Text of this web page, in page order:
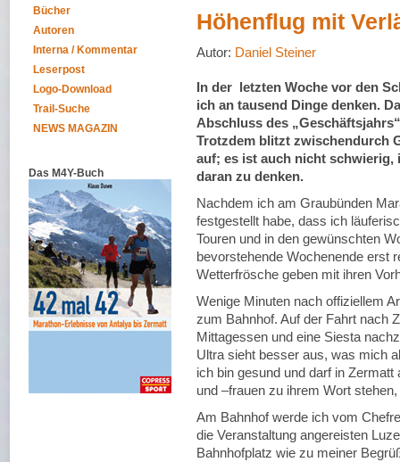
Bücher
Autoren
Interna / Kommentar
Leserpost
Logo-Download
Trail-Suche
NEWS MAGAZIN
Das M4Y-Buch
Höhenflug mit
Autor: Daniel Steiner
In der letzten Woche vor den
ich an tausend Dinge denken.
Abschluss des
Trotzdem blitzt zwischendurch
auf; es ist auch nicht schwierig,
daran zu denken.
Nachdem ich am Graubünden
festgestellt habe, dass ich
Touren und in den gewünschten
bevorstehende Wochenende erst
Wetterfrösche geben mit ihren
Wenige Minuten nach offiziellem
zum Bahnhof. Auf der Fahrt nach
Mittagessen und eine Siesta
Ultra sieht besser aus, was mich
ich bin gesund und darf in
und –frauen zu ihrem Wort
Am Bahnhof werde ich vom
die Veranstaltung angereisten
Bahnhofplatz wie zu meiner